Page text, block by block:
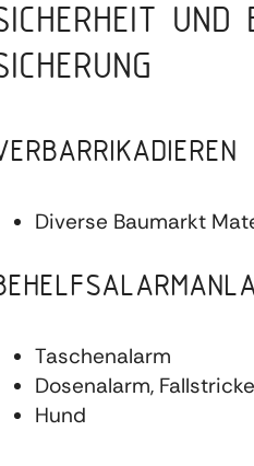
UND
Diverse Baumarkt
Taschenalarm
Dosenalarm, Fallstricke
Hund